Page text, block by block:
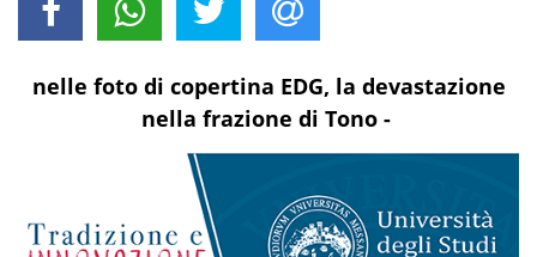
nelle foto di copertina EDG, la devastazione
nella frazione di Tono -